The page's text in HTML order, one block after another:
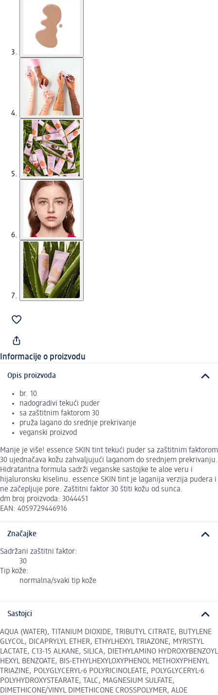
Informacije o proizvodu
Opis proizvoda
br. 10
nadogradivi tekući puder
sa zaštitnim faktorom 30
pruža lagano do srednje prekrivanje
veganski proizvod
Manje je više! essence SKIN tint tekući puder sa zaštitnim faktorom
30 ujednačava kožu zahvaljujući laganom do srednjem prekrivanju.
Hidratantna formula sadrži veganske sastojke te aloe veru i
hijaluronsku kiselinu. essence SKIN tint je laganija verzija pudera i
ne začepljuje pore. Zaštitni faktor 30 štiti kožu od sunca.
dm broj proizvoda: 3044451
EAN: 4059729446916
Značajke
Sadržani zaštitni faktor:
30
Tip kože:
normalna/svaki tip kože
Sastojci
AQUA (WATER), TITANIUM DIOXIDE, TRIBUTYL CITRATE, BUTYLENE
GLYCOL, DICAPRYLYL ETHER, ETHYLHEXYL TRIAZONE, MYRISTYL
LACTATE, C13-15 ALKANE, SILICA, DIETHYLAMINO HYDROXYBENZOYL
HEXYL BENZOATE, BIS-ETHYLHEXYLOXYPHENOL METHOXYPHENYL
TRIAZINE, POLYGLYCERYL-6 POLYRICINOLEATE, POLYGLYCERYL-6
POLYHYDROXYSTEARATE, TALC, MAGNESIUM SULFATE,
DIMETHICONE/VINYL DIMETHICONE CROSSPOLYMER, ALOE